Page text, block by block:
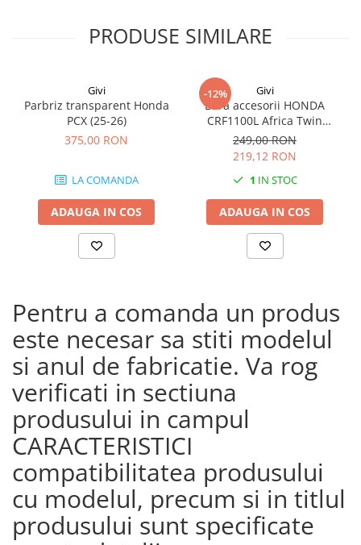
PRODUSE SIMILARE
Givi
Parbriz transparent Honda
PCX (25-26)
375,00 RON
LA COMANDA
ADAUGA IN COS
-12% Givi
Bara accesorii HONDA
CRF1100L Africa Twin
Adventure Sports (20 - 23)
CRF1100L Africa Twin
Adventure Sports (24)
CRF1100L AFRICA TWIN (24)
CRF1100L Africa Twin (20 -
23)
249,00 RON
219,12 RON
1 IN STOC
ADAUGA IN COS
Pentru a comanda un produs
este necesar sa stiti modelul
si anul de fabricatie. Va rog
verificati in sectiuna
produsului in campul
CARACTERISTICI
compatibilitatea produsului
cu modelul, precum si in titlul
produsului sunt specificate